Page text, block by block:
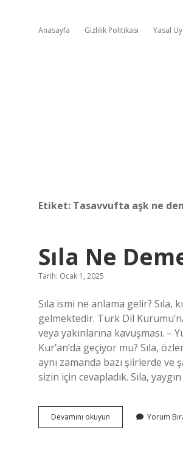
Anasayfa Gizlilik Politikası Yasal
Etiket: Tasavvufta aşk ne
Sıla Ne
Tarih: Ocak 1, 2025
Sıla ismi ne anlama gelir? Sıla,
gelmektedir. Türk Dil
veya yakınlarına kavuşması. –
Kur’an’da geçiyor mu? Sıla,
aynı zamanda bazı şiirlerde ve
sizin için cevapladık. Sıla,
Devamını okuyun
Ne
Yorum